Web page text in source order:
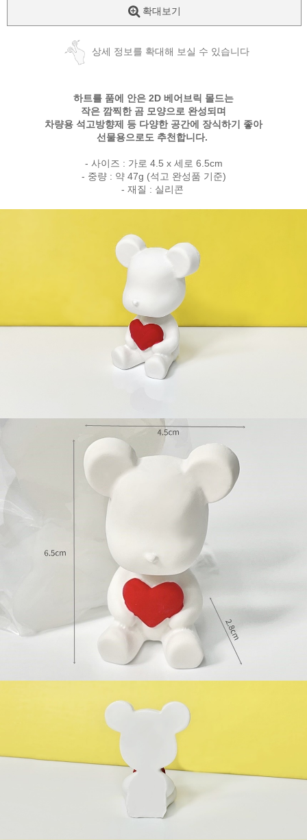
확대보기
상세 정보를 확대해 보실 수 있습니다
하트를 품에 안은 2D 베어브릭 몰드는
작은 깜찍한 곰 모양으로 완성되며
차량용 석고방향제 등 다양한 공간에 장식하기 좋아
선물용으로도 추천합니다.
- 사이즈 : 가로 4.5 x 세로 6.5cm
- 중량 : 약 47g (석고 완성품 기준)
- 재질 : 실리콘